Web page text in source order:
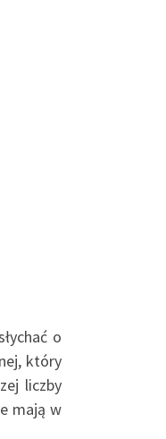
o
który
liczby
mają w